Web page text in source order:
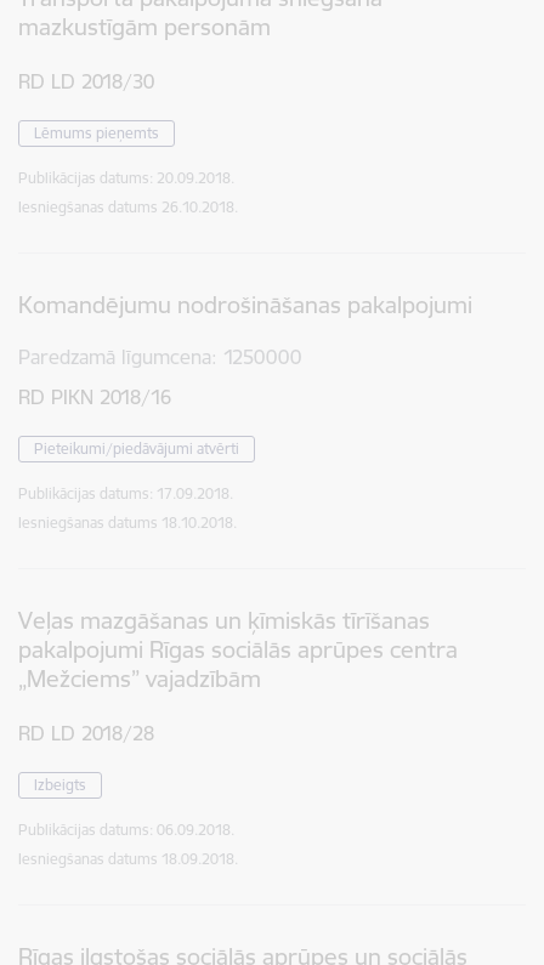
mazkustīgām personām
RD LD 2018/30
Lēmums pieņemts
Publikācijas datums: 20.09.2018.
Iesniegšanas datums 26.10.2018.
Komandējumu nodrošināšanas pakalpojumi
Paredzamā līgumcena 1250000
RD PIKN 2018/16
Pieteikumi/piedāvājumi atvērti
Publikācijas datums: 17.09.2018.
Iesniegšanas datums 18.10.2018.
Veļas mazgāšanas un ķīmiskās tīrīšanas
pakalpojumi Rīgas sociālās aprūpes centra
„Mežciems” vajadzībām
RD LD 2018/28
Izbeigts
Publikācijas datums: 06.09.2018.
Iesniegšanas datums 18.09.2018.
Rīgas ilgstošas sociālās aprūpes un sociālās